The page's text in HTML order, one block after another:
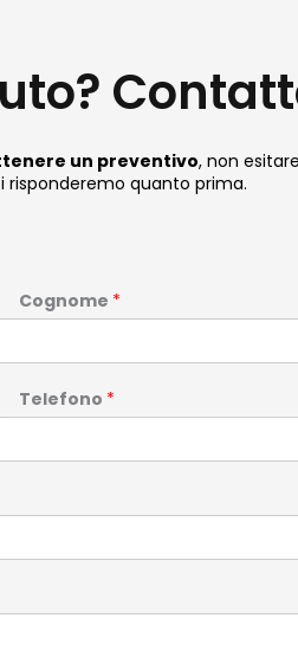
un preventivo, non
quanto prima.
Cognome *
Telefono *